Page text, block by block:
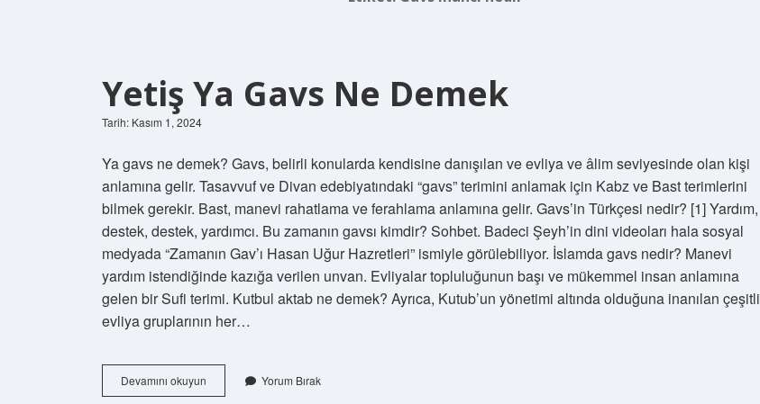
Yetiş Ya Gavs Ne Demek
Tarih: Kasım 1, 2024
Ya gavs ne demek? Gavs, belirli konularda kendisine danışılan ve evliya ve âlim seviyesinde olan kişi
anlamına gelir. Tasavvuf ve Divan edebiyatındaki “gavs” terimini anlamak için Kabz ve Bast terimlerini
bilmek gerekir. Bast, manevi rahatlama ve ferahlama anlamına gelir. Gavs’in Türkçesi nedir? [1] Yardım,
destek, destek, yardımcı. Bu zamanın gavsı kimdir? Sohbet. Badeci Şeyh’in dini videoları hala sosyal
medyada “Zamanın Gav’ı Hasan Uğur Hazretleri” ismiyle görülebiliyor. İslamda gavs nedir? Manevi
yardım istendiğinde kazığa verilen unvan. Evliyalar topluluğunun başı ve mükemmel insan anlamına
gelen bir Sufi terimi. Kutbul aktab ne demek? Ayrıca, Kutub’un yönetimi altında olduğuna inanılan çeşitli
evliya gruplarının her…
Devamını okuyun
Ya
Yorum Bırak